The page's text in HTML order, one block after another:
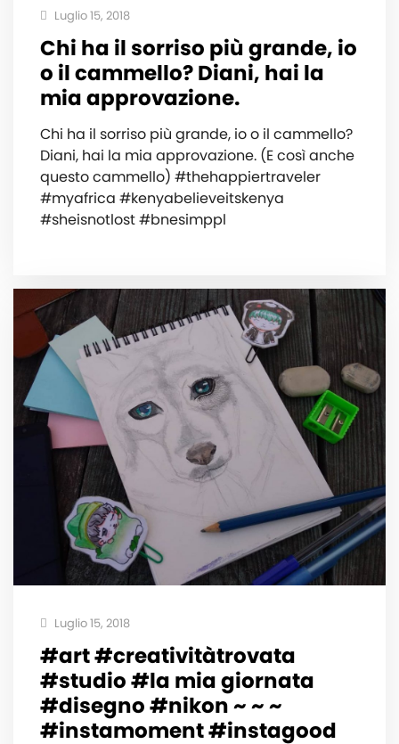
Luglio 15, 2018
Chi ha il sorriso più grande, io
o il cammello? Diani, hai la
mia approvazione.
Chi ha il sorriso più grande, io o il cammello?
Diani, hai la mia approvazione. (E così anche
questo cammello) #thehappiertraveler
#myafrica #kenyabelieveitskenya
#sheisnotlost #bnesimppl
Luglio 15, 2018
#art #creativitàtrovata
#studio #la mia giornata
#disegno #nikon ~ ~ ~
#instamoment #instagood